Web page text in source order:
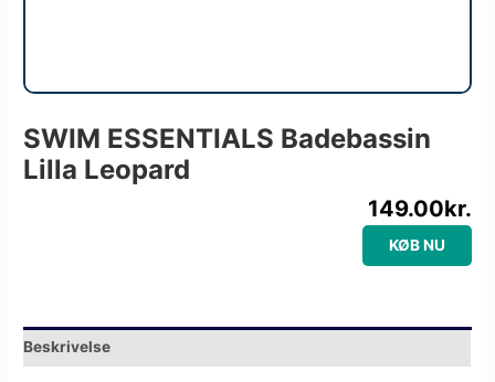
SWIM ESSENTIALS Badebassin
Lilla Leopard
149.00kr.
KØB NU
Beskrivelse